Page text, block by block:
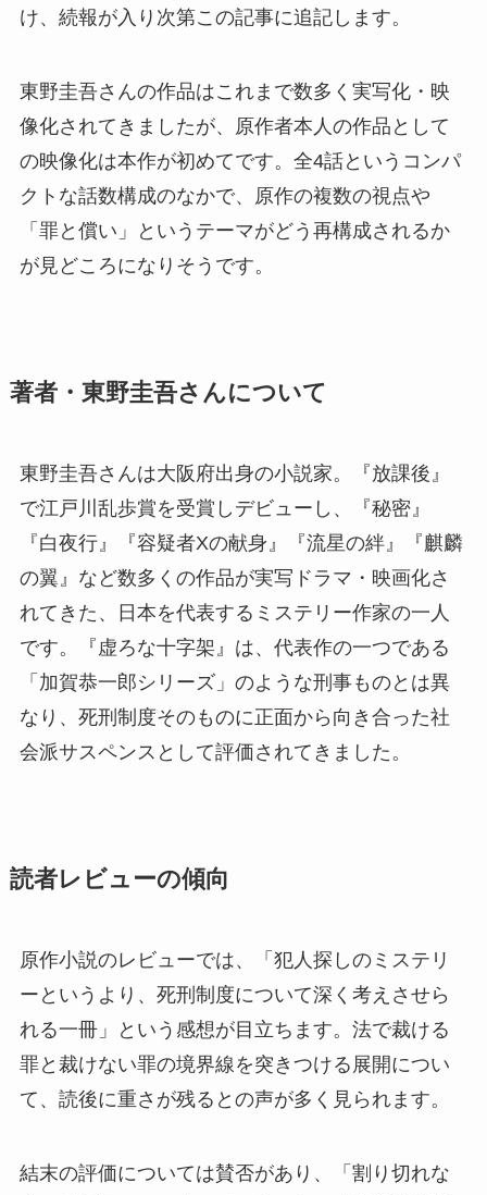
け、続報が入り次第この記事に追記します。
東野圭吾さんの作品はこれまで数多く実写化・映
像化されてきましたが、原作者本人の作品として
の映像化は本作が初めてです。全4話というコンパ
クトな話数構成のなかで、原作の複数の視点や
「罪と償い」というテーマがどう再構成されるか
が見どころになりそうです。
著者・東野圭吾さんについて
東野圭吾さんは大阪府出身の小説家。『放課後』
で江戸川乱歩賞を受賞しデビューし、『秘密』
『白夜行』『容疑者Xの献身』『流星の絆』『麒麟
の翼』など数多くの作品が実写ドラマ・映画化さ
れてきた、日本を代表するミステリー作家の一人
です。『虚ろな十字架』は、代表作の一つである
「加賀恭一郎シリーズ」のような刑事ものとは異
なり、死刑制度そのものに正面から向き合った社
会派サスペンスとして評価されてきました。
読者レビューの傾向
原作小説のレビューでは、「犯人探しのミステリ
ーというより、死刑制度について深く考えさせら
れる一冊」という感想が目立ちます。法で裁ける
罪と裁けない罪の境界線を突きつける展開につい
て、読後に重さが残るとの声が多く見られます。
結末の評価については賛否があり、「割り切れな